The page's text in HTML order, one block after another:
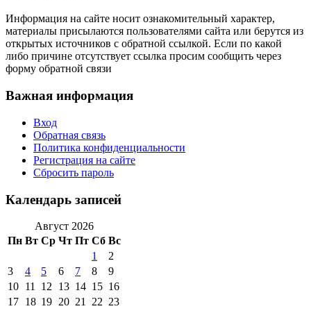
Информация на сайте носит ознакомительный характер,
материалы присылаются пользователями сайта или берутся из
открытых источников с обратной ссылкой. Если по какой
либо причине отсутствует ссылка просим сообщить через
форму обратной связи
Важная информация
Вход
Обратная связь
Политика конфиденциальности
Регистрация на сайте
Сбросить пароль
Календарь записей
Август 2026
Пн Вт Ср Чт Пт Сб Вс
1
2
3
4 5 6 7 8
9
10 11 12 13 14 15 16
17 18 19 20 21 22 23